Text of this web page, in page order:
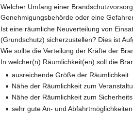
Welcher Umfang einer
Genehmigungsbehörde oder eine
Ist eine räumliche Neuverteilung von
(Grundschutz) sicherzustellen? Dies ist
Wie sollte die Verteilung der Kräfte der
In welcher(n) Räumlichkeit(en) soll die
ausreichende Größe der Räumlichkeit
Nähe der Räumlichkeit zum
Nähe der Räumlichkeit zum
sehr gute An- und